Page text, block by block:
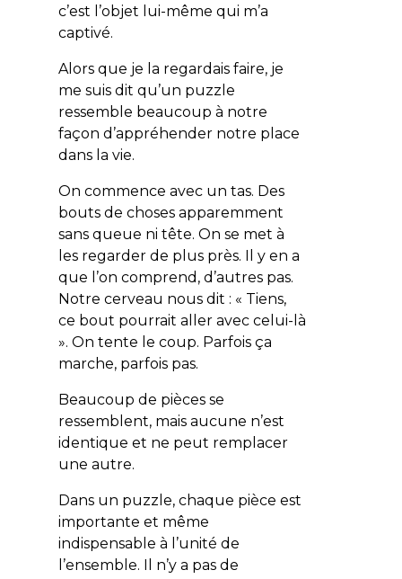
c’est l’objet lui-même qui m’a
captivé.
Alors que je la regardais faire, je
me suis dit qu’un puzzle
ressemble beaucoup à notre
façon d’appréhender notre place
dans la vie.
On commence avec un tas. Des
bouts de choses apparemment
sans queue ni tête. On se met à
les regarder de plus près. Il y en a
que l’on comprend, d’autres pas.
Notre cerveau nous dit : « Tiens,
ce bout pourrait aller avec celui-là
». On tente le coup. Parfois ça
marche, parfois pas.
Beaucoup de pièces se
ressemblent, mais aucune n’est
identique et ne peut remplacer
une autre.
Dans un puzzle, chaque pièce est
importante et même
indispensable à l’unité de
l’ensemble. Il n’y a pas de